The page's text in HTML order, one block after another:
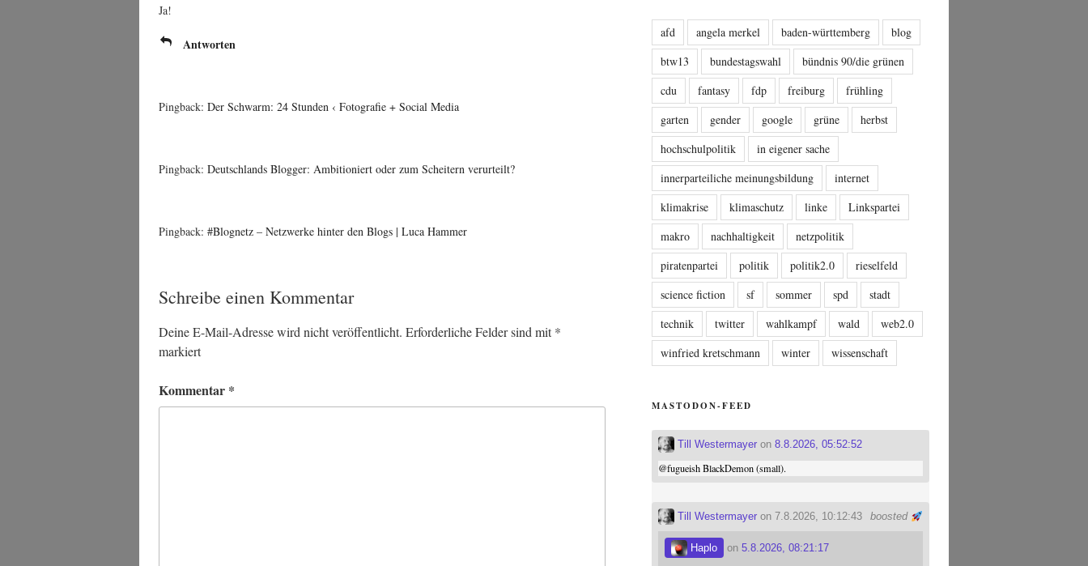
Ja!
Antworten
Pingback: Der Schwarm: 24 Stunden ‹ Fotografie + Social Media
Pingback: Deutschlands Blogger: Ambitioniert oder zum Scheitern verurteilt?
Pingback: #Blognetz – Netzwerke hinter den Blogs | Luca Hammer
Schreibe einen Kommentar
Deine E-Mail-Adresse wird nicht veröffentlicht. Erforderliche Felder sind mit*
markiert
Kommentar *
afd angela merkel baden-württemberg
blog
btw13
bundestagswahl
bündnis 90/die grünen
cdu
fantasy fdp freiburg
frühling
garten
gender google grüne
herbst
hochschulpolitik
in eigener sache
innerparteiliche meinungsbildung
internet
klimakrise
klimaschutz linke
Linkspartei
makro
nachhaltigkeit
netzpolitik
piratenpartei
politik politik2.0
rieselfeld
science fiction
sf sommer spd
stadt
technik
twitter wahlkampf wald
web2.0
winfried kretschmann
winter wissenschaft
MASTODON-FEED
Till Westermayer on8.8.2026, 05:52:52
@fugueishBlackDemon (small).
boosted
Till Westermayer on 7.8.2026, 10:12:43
Haplo on5.8.2026, 08:21:17